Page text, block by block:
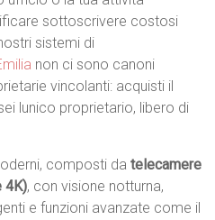
sottoscrivere costosi
sistemi di
non ci sono canoni
vincolanti: acquisti il
lunico proprietario, libero di
composti datelecamere
4K), con visione notturna,
e funzioni avanzate come il